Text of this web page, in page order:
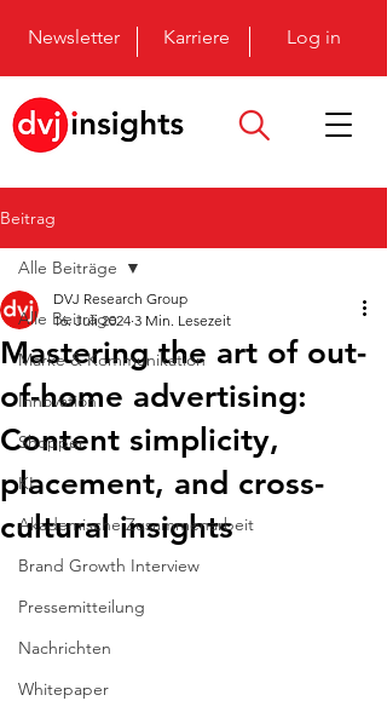
Newsletter Karriere Log in
Beitrag
Alle Beiträge
Marke & Kommunikation
Innovation
Shopper
KI
Akademische Zusammenarbeit
Brand Growth Interview
Pressemitteilung
Nachrichten
Whitepaper
Alle Beiträge
Mastering the art of out-
of-home advertising:
Content simplicity,
placement, and cross-
cultural insights
DVJ Research Group
16. Juli 2024 3 Min. Lesezeit